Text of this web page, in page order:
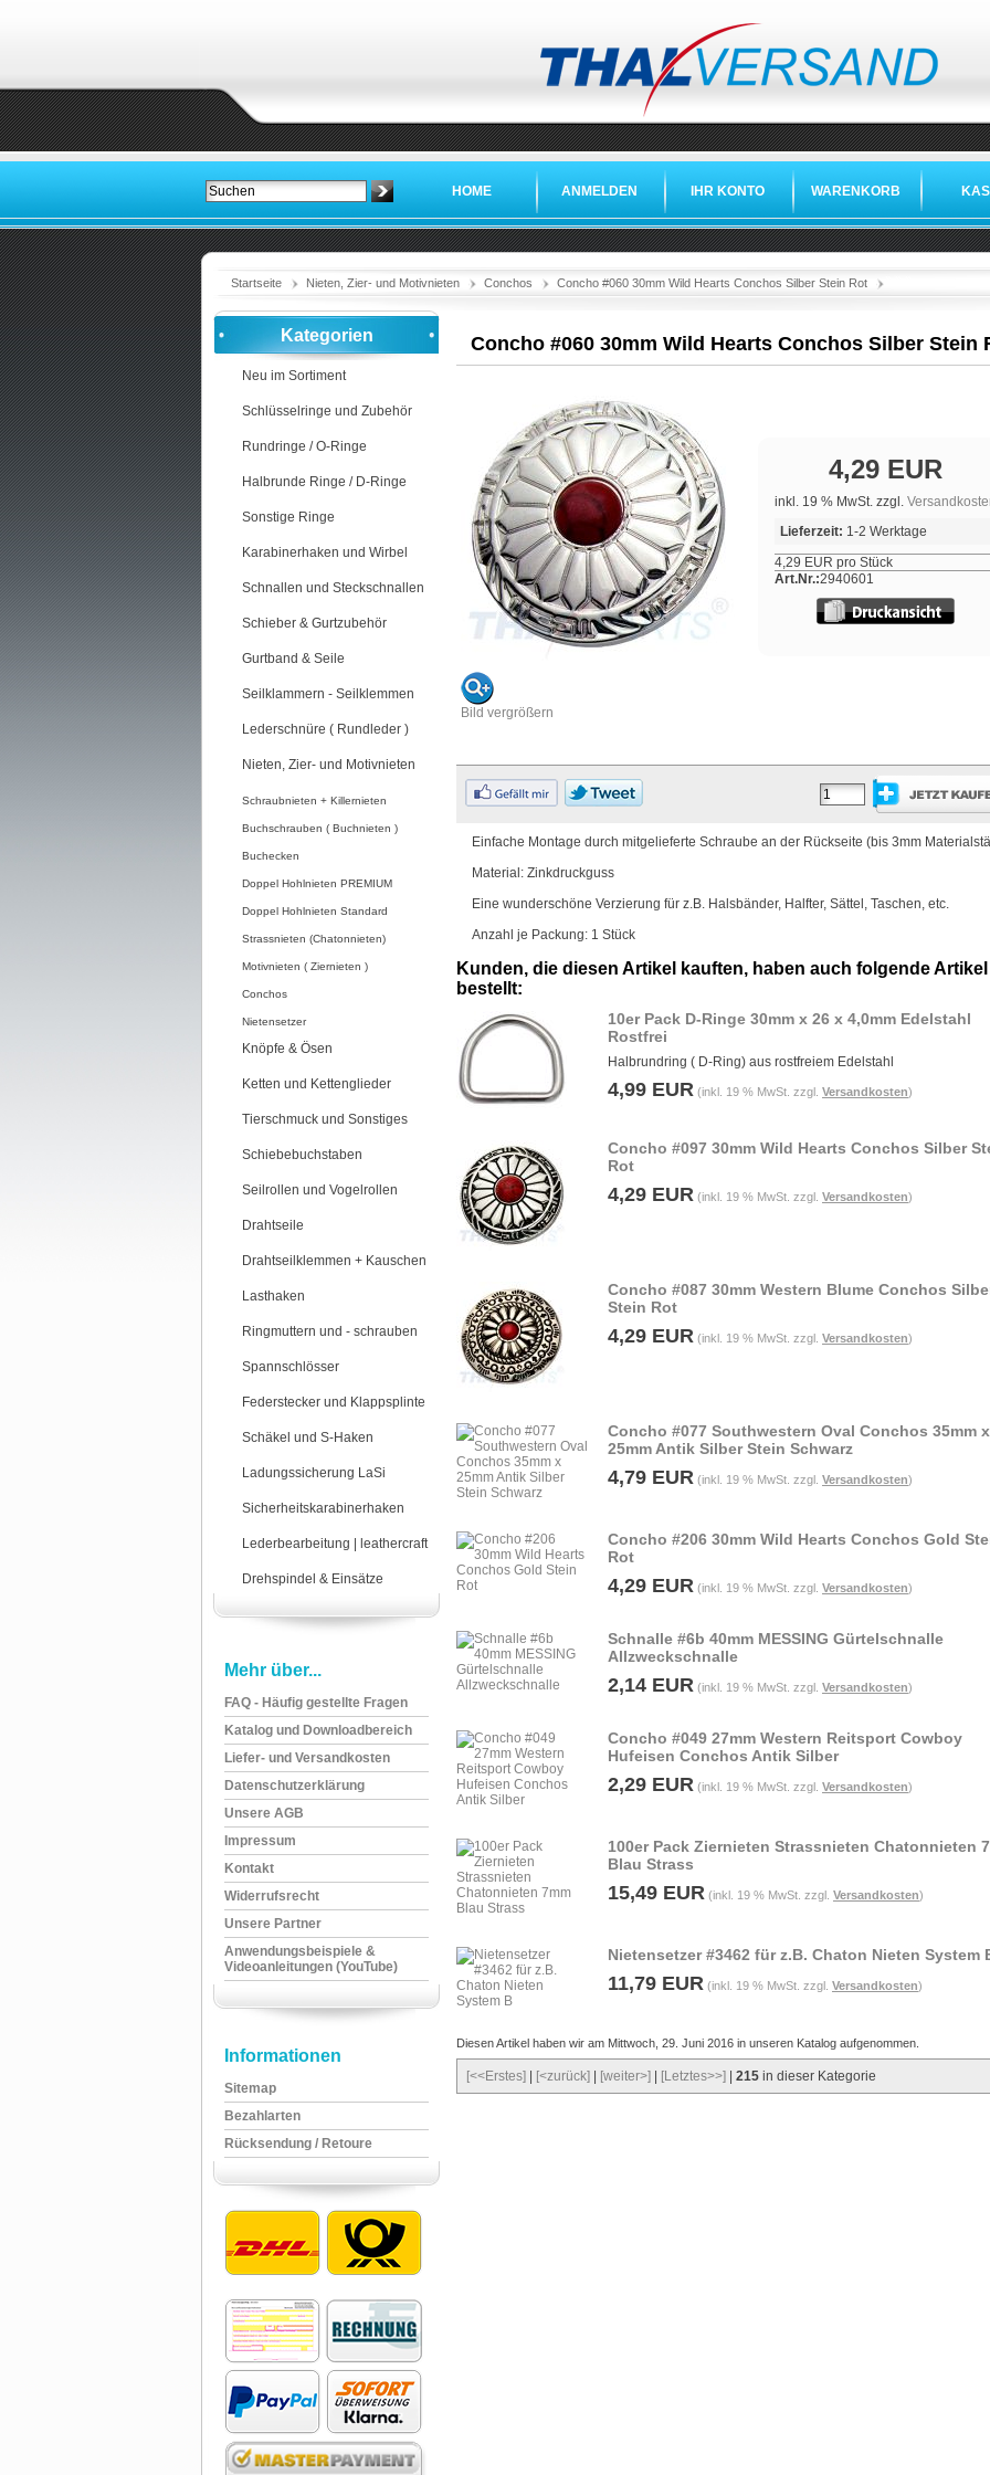
HOME ANMELDEN IHR KONTO WARENKORB
Startseite Nieten, Zier- und Motivnieten Conchos Concho #060 30mm Wild Hearts Conchos Silber Stein Rot
Kategorien
Neu im Sortiment
Schlüsselringe und Zubehör
Rundringe / O-Ringe
Halbrunde Ringe / D-Ringe
Sonstige Ringe
Karabinerhaken und Wirbel
Schnallen und Steckschnallen
Schieber & Gurtzubehör
Gurtband & Seile
Seilklammern - Seilklemmen
Lederschnüre ( Rundleder )
Nieten, Zier- und Motivnieten
Schraubnieten + Killernieten
Buchschrauben ( Buchnieten )
Buchecken
Doppel Hohlnieten PREMIUM
Doppel Hohlnieten Standard
Strassnieten (Chatonnieten)
Motivnieten ( Ziernieten )
Conchos
Nietensetzer
Knöpfe & Ösen
Ketten und Kettenglieder
Tierschmuck und Sonstiges
Schiebebuchstaben
Seilrollen und Vogelrollen
Drahtseile
Drahtseilklemmen + Kauschen
Lasthaken
Ringmuttern und - schrauben
Spannschlösser
Federstecker und Klappsplinte
Schäkel und S-Haken
Ladungssicherung LaSi
Sicherheitskarabinerhaken
Lederbearbeitung | leathercraft
Drehspindel & Einsätze
Mehr über...
FAQ - Häufig gestellte Fragen
Katalog und Downloadbereich
Liefer- und Versandkosten
Datenschutzerklärung
Unsere AGB
Impressum
Kontakt
Widerrufsrecht
Unsere Partner
Anwendungsbeispiele &
Videoanleitungen (YouTube)
Informationen
Sitemap
Bezahlarten
Rücksendung / Retoure
Concho #060 30mm Wild Hearts Conchos Silber Stein
Bild vergrößern
4,29 EUR
inkl. 19 % MwSt. zzgl.
Lieferzeit: 1-2 Werktage
4,29 EUR pro Stück
Art.Nr.:2940601
Einfache Montage durch mitgelieferte Schraube an der Rückseite (bis 3mm
Material: Zinkdruckguss
Eine wunderschöne Verzierung für z.B. Halsbänder, Halfter, Sättel, Taschen, etc.
Anzahl je Packung: 1 Stück
Kunden, die diesen Artikel kauften, haben auch folgende Artikel
bestellt:
10er Pack D-Ringe 30mm x 26 x 4,0mm Edelstahl
Rostfrei
Halbrundring ( D-Ring) aus rostfreiem Edelstahl
4,99 EUR (inkl. 19 % MwSt. zzgl. Versandkosten)
Concho #097 30mm Wild Hearts Conchos Silber
Rot
4,29 EUR (inkl. 19 % MwSt. zzgl. Versandkosten)
Concho #087 30mm Western Blume Conchos
Stein Rot
4,29 EUR (inkl. 19 % MwSt. zzgl. Versandkosten)
Concho #077 Southwestern Oval Conchos 35mm x
25mm Antik Silber Stein Schwarz
4,79 EUR (inkl. 19 % MwSt. zzgl. Versandkosten)
Concho #206 30mm Wild Hearts Conchos Gold
Rot
4,29 EUR (inkl. 19 % MwSt. zzgl. Versandkosten)
Schnalle #6b 40mm MESSING Gürtelschnalle
Allzweckschnalle
2,14 EUR (inkl. 19 % MwSt. zzgl. Versandkosten)
Concho #049 27mm Western Reitsport Cowboy
Hufeisen Conchos Antik Silber
2,29 EUR (inkl. 19 % MwSt. zzgl. Versandkosten)
100er Pack Ziernieten Strassnieten Chatonnieten
Blau Strass
15,49 EUR (inkl. 19 % MwSt. zzgl. Versandkosten)
Nietensetzer #3462 für z.B. Chaton Nieten System
11,79 EUR (inkl. 19 % MwSt. zzgl. Versandkosten)
Diesen Artikel haben wir am Mittwoch, 29. Juni 2016 in unseren Katalog aufgenommen.
[<<Erstes] [<zurück] [weiter>] [Letztes>>] 215 in dieser Kategorie